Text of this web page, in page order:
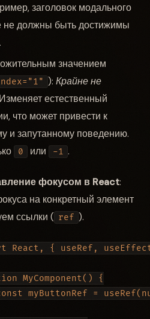
заголовок модального
не должны быть достижимы
.
значением
):Крайне не
естественный
что может привести к
и запутанному поведению.
0 или -1 .
фокусом в React:
на конкретный элемент
ссылки ( ref ).
React, { useRef,
MyComponent() {
myButtonRef =